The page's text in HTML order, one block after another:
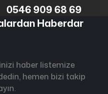
0546 909 68 69
Haberdar
haber listemize
hemen bizi takip